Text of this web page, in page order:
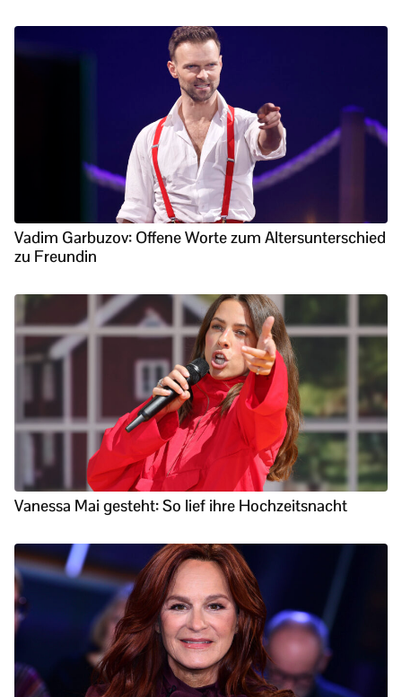
Vadim Garbuzov: Offene Worte zum Altersunterschied
zu Freundin
Vanessa Mai gesteht: So lief ihre Hochzeitsnacht